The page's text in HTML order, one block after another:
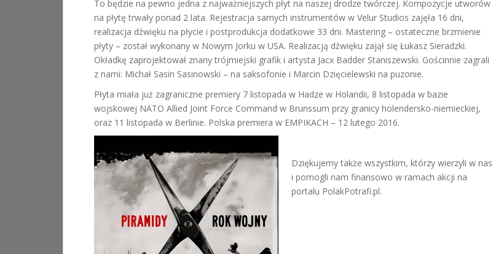
To będzie na pewno jedna z najważniejszych płyt na naszej drodze twórczej. Kompozycje utworów
na płytę trwały ponad 2 lata. Rejestracja samych instrumentów w Velur Studios zajęła 16 dni,
realizacja dźwięku na płycie i postprodukcja dodatkowe 33 dni. Mastering – ostateczne brzmienie
płyty – został wykonany w Nowym Jorku w USA. Realizacją dźwięku zajął się Łukasz Sieradzki.
Okładkę zaprojektował znany trójmiejski grafik i artysta Jacx Badder Staniszewski. Gościnnie zagrali
z nami: Michał Sasin Sasinowski – na saksofonie i Marcin Dzięcielewski na puzonie.
Płyta miała już zagraniczne premiery 7 listopada w Hadze w Holandii, 8 listopada w bazie
wojskowej NATO Allied Joint Force Command w Brunssum przy granicy holendersko-niemieckiej,
oraz 11 listopada w Berlinie. Polska premiera w EMPIKACH – 12 lutego 2016.
Dziękujemy także wszystkim, którzy wierzyli w nas
i pomogli nam finansowo w ramach akcji na
portalu PolakPotrafi.pl.